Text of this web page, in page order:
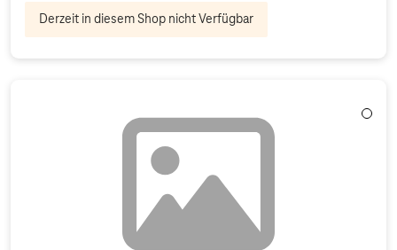
Derzeit in diesem Shop nicht Verfügbar
Weiß